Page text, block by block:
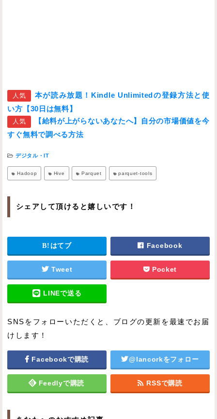
人気
本が読み放題！Kindle Unlimitedの登録方法と使
い方【30日は無料】
人気
【給料が上がらないあなたへ】自分の市場価値を今
すぐ無料で調べる方法
デジタル・IT
Hadoop Hive Parquet parquet-tools
シェアして頂けると嬉しいです！
はてブ Facebook
Tweet Pocket
LINEで送る
SNSをフォローいただくと、ブログの更新を最速でお届
けします！
Facebookで購読 @lancorkをフォロー
Feedlyで購読 RSSで購読